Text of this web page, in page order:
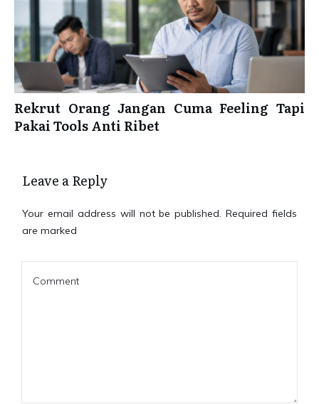
Rekrut Orang Jangan Cuma Feeling Tapi
Pakai Tools Anti Ribet
Leave a Reply
Your email address will not be published. Required fields
are marked